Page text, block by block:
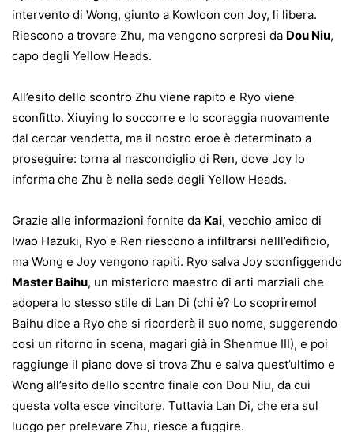
intervento di Wong, giunto a Kowloon con Joy, li libera.
Riescono a trovare Zhu, ma vengono sorpresi da Dou Niu,
capo degli Yellow Heads.
All’esito dello scontro Zhu viene rapito e Ryo viene
sconfitto. Xiuying lo soccorre e lo scoraggia nuovamente
dal cercar vendetta, ma il nostro eroe è determinato a
proseguire: torna al nascondiglio di Ren, dove Joy lo
informa che Zhu è nella sede degli Yellow Heads.
Grazie alle informazioni fornite da Kai, vecchio amico di
Iwao Hazuki, Ryo e Ren riescono a infiltrarsi nelll’edificio,
ma Wong e Joy vengono rapiti. Ryo salva Joy sconfiggendo
Master Baihu, un misterioro maestro di arti marziali che
adopera lo stesso stile di Lan Di (chi è? Lo scopriremo!
Baihu dice a Ryo che si ricorderà il suo nome, suggerendo
così un ritorno in scena, magari già in Shenmue III), e poi
raggiunge il piano dove si trova Zhu e salva quest’ultimo e
Wong all’esito dello scontro finale con Dou Niu, da cui
questa volta esce vincitore. Tuttavia Lan Di, che era sul
luogo per prelevare Zhu, riesce a fuggire.